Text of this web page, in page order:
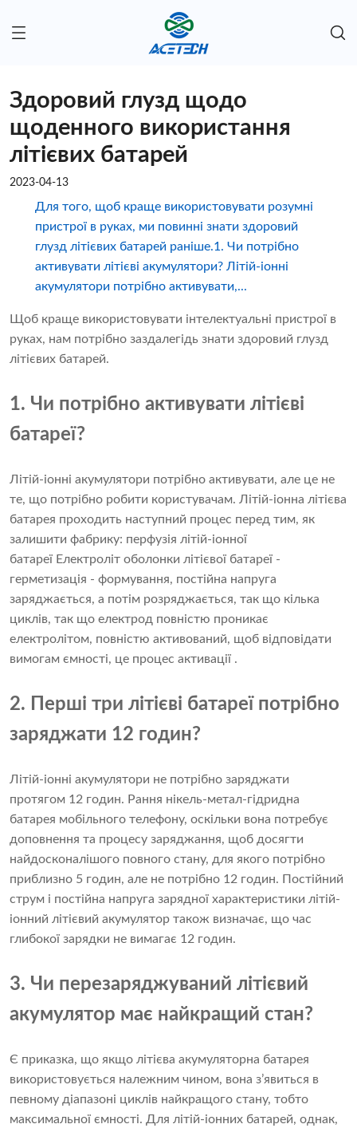
Здоровий глузд щодо
щоденного використання
літієвих батарей
2023-04-13
Для того, щоб краще використовувати розумні
пристрої в руках, ми повинні знати здоровий
глузд літієвих батарей раніше.1. Чи потрібно
активувати літієві акумулятори? Літій-іонні
акумулятори потрібно активувати,...
Щоб краще використовувати інтелектуальні пристрої в
руках, нам потрібно заздалегідь знати здоровий глузд
літієвих батарей.
1. Чи потрібно активувати літієві
батареї?
Літій-іонні акумулятори потрібно активувати, але це не
те, що потрібно робити користувачам. Літій-іонна літієва
батарея проходить наступний процес перед тим, як
залишити фабрику: перфузія літій-іонної
батареї Електроліт оболонки літієвої батареї -
герметизація - формування, постійна напруга
заряджається, а потім розряджається, так що кілька
циклів, так що електрод повністю проникає
електролітом, повністю активований, щоб відповідати
вимогам ємності, це процес активації .
2. Перші три літієві батареї потрібно
заряджати 12 годин?
Літій-іонні акумулятори не потрібно заряджати
протягом 12 годин. Рання нікель-метал-гідридна
батарея мобільного телефону, оскільки вона потребує
доповнення та процесу заряджання, щоб досягти
найдосконалішого повного стану, для якого потрібно
приблизно 5 годин, але не потрібно 12 годин. Постійний
струм і постійна напруга зарядної характеристики літій-
іонний літієвий акумулятор також визначає, що час
глибокої зарядки не вимагає 12 годин.
3. Чи перезаряджуваний літієвий
акумулятор має найкращий стан?
Є приказка, що якщо літієва акумуляторна батарея
використовується належним чином, вона з’явиться в
певному діапазоні циклів найкращого стану, тобто
максимальної ємності. Для літій-іонних батарей, однак,